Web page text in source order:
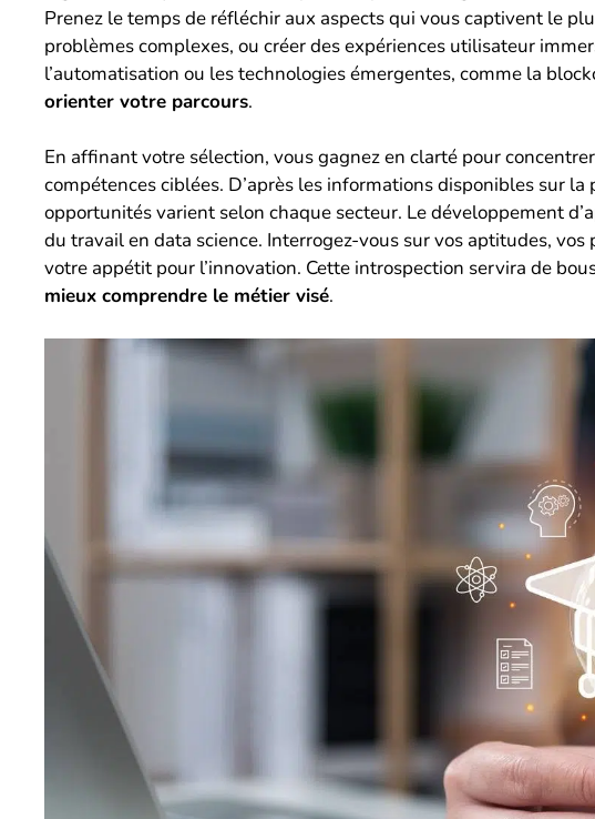
Prenez le temps de réfléchir aux aspects qui vous captivent le
problèmes complexes, ou créer des expériences utilisateur
l’automatisation ou les technologies émergentes, comme la
orienter votre parcours.
En affinant votre sélection, vous gagnez en clarté pour
compétences ciblées. D’après les informations disponibles sur la
opportunités varient selon chaque secteur. Le développement
du travail en data science. Interrogez-vous sur vos aptitudes,
votre appétit pour l’innovation. Cette introspection servira de
mieux comprendre le métier visé.